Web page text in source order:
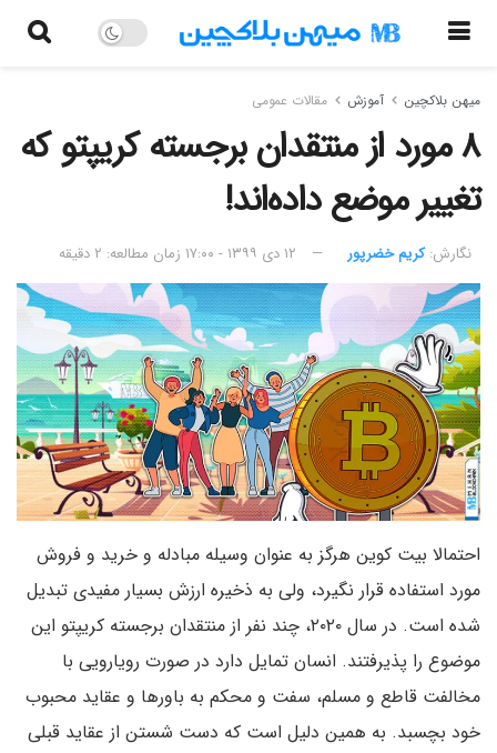
میهن بلاکچین آموزش مقالات عمومی
۸ مورد از منتقدان برجسته کریپتو که
تغییر موضع داده‌اند!
نگارش:‌ کریم خضرپور ۱۲ دی ۱۳۹۹ - ۱۷:۰۰ زمان مطالعه: ۲ دقیقه
احتمالا بیت کوین هرگز به عنوان وسیله مبادله و خرید و فروش
مورد استفاده قرار نگیرد، ولی به ذخیره ارزش بسیار مفیدی تبدیل
شده است. در سال ۲۰۲۰، چند نفر از منتقدان برجسته کریپتو این
موضوع را پذیرفتند. انسان تمایل دارد در صورت رویارویی با
مخالفت قاطع و مسلم، سفت و محکم به باورها و عقاید محبوب
خود بچسبد. به همین دلیل است که دست شستن از عقاید قبلی